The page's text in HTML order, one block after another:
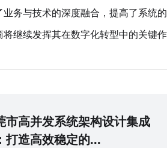
务与技术的深度融合，提高了系统
继续发挥其在数字化转型中的关键
市高并发系统架构设计集成
打造高效稳定的...